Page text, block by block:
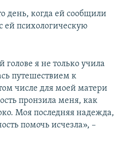
день, когда ей сообщили
ей психологическую
голове я не только учила
путешествием к
числе для моей матери
пронзила меня, как
Моя последняя надежда,
помочь исчезла», –